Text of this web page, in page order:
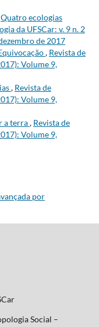
Quatro ecologias
da UFSCar: v. 9 n. 2
de 2017
, Revista de
Volume 9,
, Revista de
Volume 9,
a terra, Revista de
Volume 9,
por
Social –